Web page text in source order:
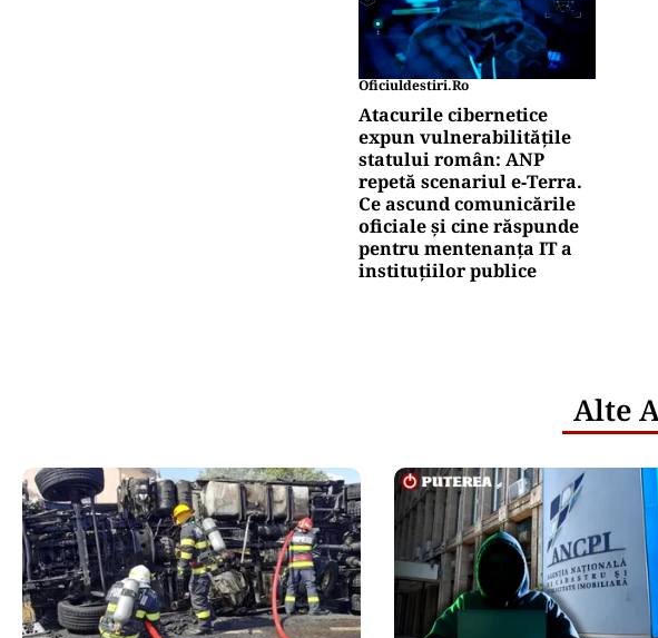
Oficiuldestiri.ro
Atacurile cibernetice
expun vulnerabilitățile
statului român: ANP
repetă scenariul e‑Terra.
Ce ascund comunicările
oficiale și cine răspunde
pentru mentenanța IT a
instituțiilor publice
Alte